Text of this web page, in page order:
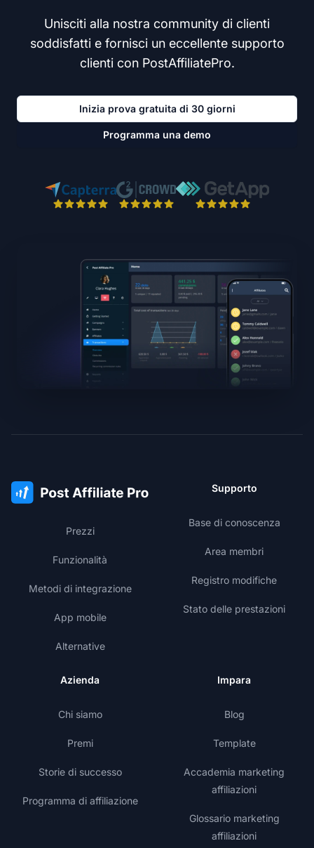
Unisciti alla nostra community di clienti
soddisfatti e fornisci un eccellente supporto
clienti con PostAffiliatePro.
Inizia prova gratuita di 30 giorni
Programma una demo
Prezzi
Funzionalità
Metodi di integrazione
App mobile
Alternative
Supporto
Base di conoscenza
Area membri
Registro modifiche
Stato delle prestazioni
Azienda
Chi siamo
Premi
Storie di successo
Programma di affiliazione
Impara
Blog
Template
Accademia marketing
affiliazioni
Glossario marketing
affiliazioni